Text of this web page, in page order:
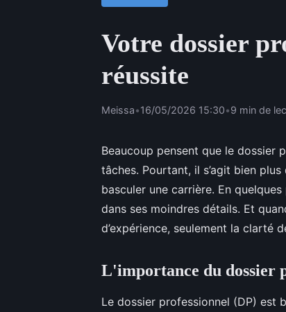
Votre dossier
réussite
Meissa•16/05/2026 15:30•9 min de
Beaucoup pensent que le dossier
tâches. Pourtant, il s’agit bien plus
basculer une carrière. En
dans ses moindres détails. Et
d’expérience, seulement la clarté
L'importance du dossier
Le dossier professionnel (DP) est